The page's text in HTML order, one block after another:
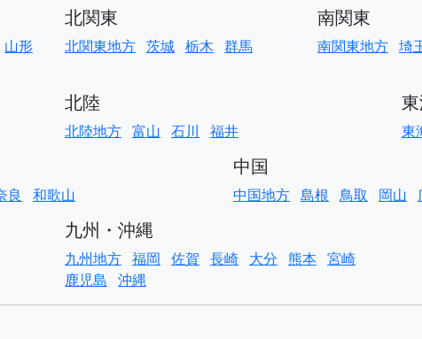
山形
北関東
北関東地方 茨城 栃木 群馬
南関東
南関東地方 埼
北陸
北陸地方 富山 石川 福井 東
良 和歌山
中国
中国地方 島根 鳥取 岡山
九州・沖縄
九州地方 福岡 佐賀 長崎 大分 熊本 宮崎
鹿児島 沖縄